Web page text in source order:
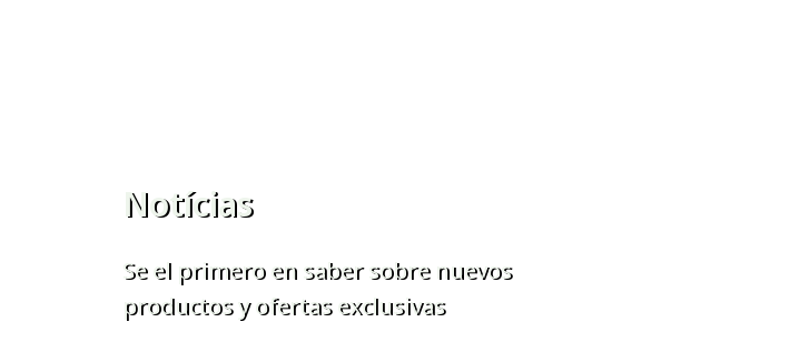
Notícias
Se el primero en saber sobre nuevos
productos y ofertas exclusivas